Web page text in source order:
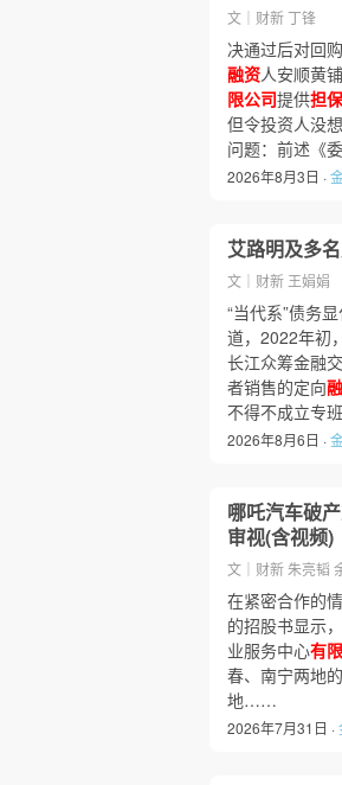
文｜财新 丁锋
决通过后对回
融资人安顺黄
限公司提供担保
但令投资人没
问题：前述《
2026年8月3日 ·
艾路明及多
文｜财新 王娟娟
“当代系”债务
道，2022年初
长江众筹金融
者销售的定向
不得不成立专
2026年8月6日 ·
哪吒汽车破
审视(含视频)
文｜财新 朱亮韬
在紧密合作的
的招股书显示
业服务中心有
春、南宁两地
地……
2026年7月31日 ·